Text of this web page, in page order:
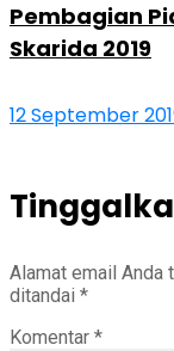
Pembagian
Skarida 2019
12 September
Alamat email Anda
ditandai *
Komentar *